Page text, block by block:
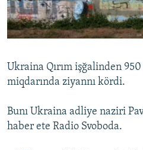
Русский
Українською
QOŞULIÑIZ!
RFE/RS bütün saytları
Ukraina Qırım işğalinden
miqdarında ziyannı kördi.
Bunı Ukraina adliye naziri
haber ete Radio Svoboda.